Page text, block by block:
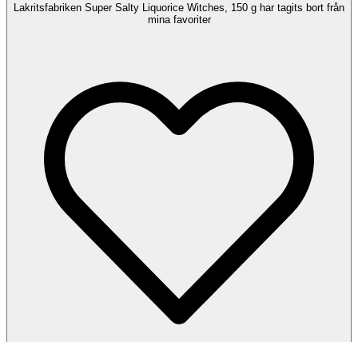
Lakritsfabriken Super Salty Liquorice Witches, 150 g har tagits bort från
mina favoriter